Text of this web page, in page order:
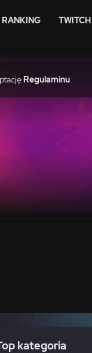
RANKING
Regulaminu.
kategoria